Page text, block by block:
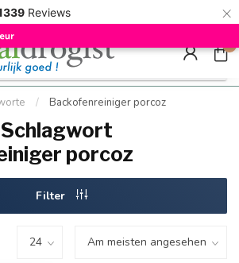
Reviews ×
ab Mindestbestellwert | Minimum
Hızlı
0
/ Backofenreiniger porcoz
porcoz
Filter